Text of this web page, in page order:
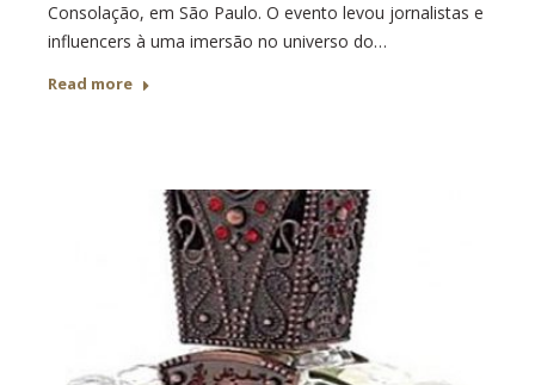
Consolação, em São Paulo. O evento levou jornalistas e
influencers à uma imersão no universo do…
Read more